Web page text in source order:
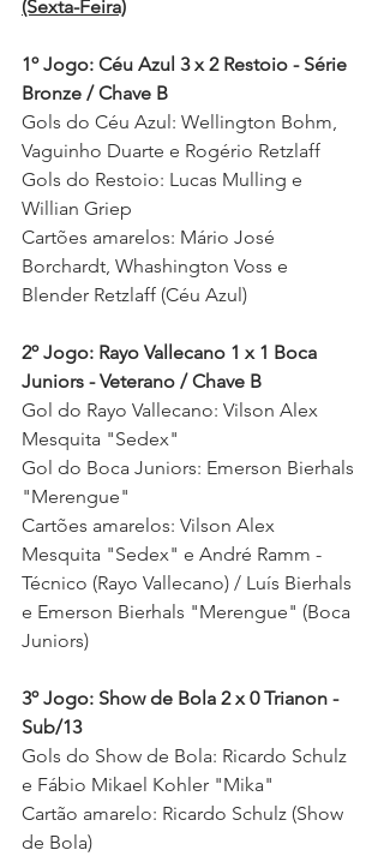
(Sexta-Feira)
1º Jogo: Céu Azul 3 x 2 Restoio - Série
Bronze / Chave B
Gols do Céu Azul: Wellington Bohm,
Vaguinho Duarte e Rogério Retzlaff
Gols do Restoio: Lucas Mulling e
Willian Griep
Cartões amarelos: Mário José
Borchardt, Whashington Voss e
Blender Retzlaff (Céu Azul)
2º Jogo: Rayo Vallecano 1 x 1 Boca
Juniors - Veterano / Chave B
Gol do Rayo Vallecano: Vilson Alex
Mesquita "Sedex"
Gol do Boca Juniors: Emerson Bierhals
"Merengue"
Cartões amarelos: Vilson Alex
Mesquita "Sedex" e André Ramm -
Técnico (Rayo Vallecano) / Luís Bierhals
e Emerson Bierhals "Merengue" (Boca
Juniors)
3º Jogo: Show de Bola 2 x 0 Trianon -
Sub/13
Gols do Show de Bola: Ricardo Schulz
e Fábio Mikael Kohler "Mika"
Cartão amarelo: Ricardo Schulz (Show
de Bola)